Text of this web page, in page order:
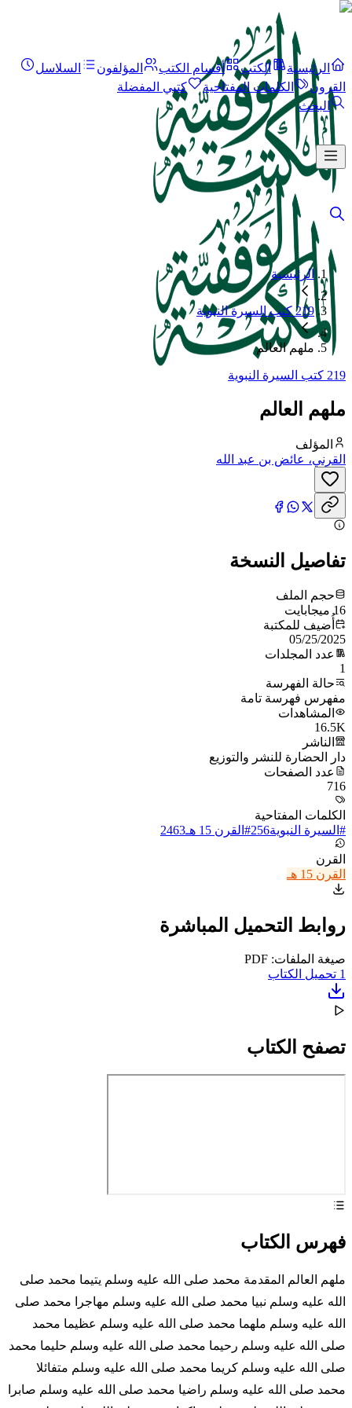
الرئيسية الكتب أقسام الكتب المؤلفون
السلاسل
القرون
الكلمات المفتاحية
كتبي المفضلة
البحث
الرئيسية
219 كتب السيرة النبوية
ملهم العالم
219 كتب السيرة النبوية
ملهم العالم
المؤلف
القرني، عائض بن عبد الله
تفاصيل النسخة
حجم الملف
16 ميجابايت
أُضيف للمكتبة
05/25/2025
عدد المجلدات
1
حالة الفهرسة
مفهرس فهرسة تامة
المشاهدات
16.5K
الناشر
دار الحضارة للنشر والتوزيع
عدد الصفحات
716
الكلمات المفتاحية
# السيرة النبوية256
# القرن 15 هـ 2463
القرن
القرن 15 هـ
روابط التحميل المباشرة
صيغة الملفات: PDF
1 تحميل الكتاب
تصفح الكتاب
فهرس الكتاب
ملهم العالم المقدمة محمد صلى الله عليه وسلم يتيما محمد صلى
الله عليه وسلم نبيا محمد صلى الله عليه وسلم مهاجرا محمد صلى
الله عليه وسلم ملهما محمد صلى الله عليه وسلم عظيما محمد
صلى الله عليه وسلم رحيما محمد صلى الله عليه وسلم حليما محمد
صلى الله عليه وسلم كريما محمد صلى الله عليه وسلم متفائلا
محمد صلى الله عليه وسلم راضيا محمد صلى الله عليه وسلم صابرا